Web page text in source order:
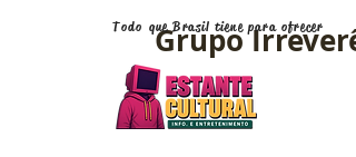
Todo que Brasil tiene para ofrecer
Grupo